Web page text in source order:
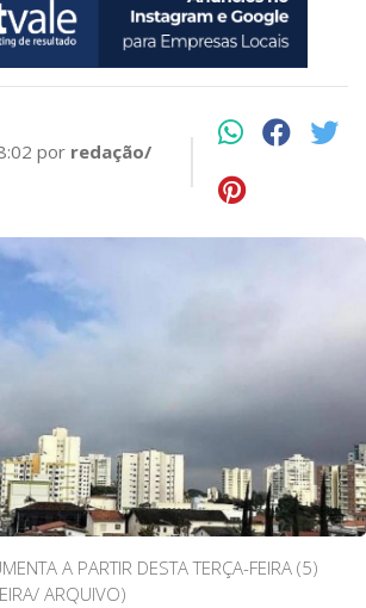
por redação/
A PARTIR DESTA TERÇA-FEIRA (5)
ARQUIVO)